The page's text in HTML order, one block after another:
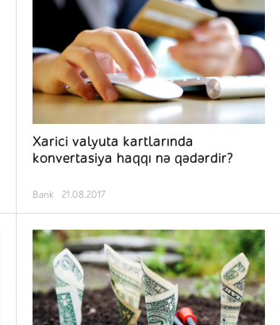
Xarici valyuta kartlarında
konvertasiya haqqı nə qədərdir?
Bank 21.08.2017